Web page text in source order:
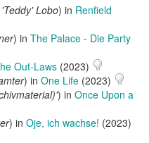
Lobo) in Renfield
) in The Palace - Die Party
Out-Laws (2023)
) in One Life (2023)
) in Once Upon a
) in Oje, ich wachse! (2023)